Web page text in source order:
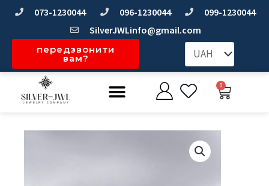
Перейти073-1230044 096-1230044
099-1230044
SilverJWLinfo@gmail.com
передзвонити
вам?
Меню 0